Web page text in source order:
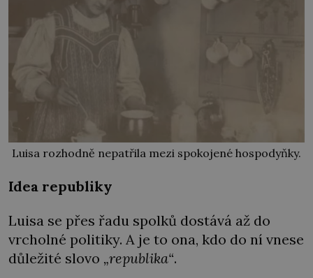
Luisa rozhodně nepatřila mezi spokojené hospodyňky.
Idea republiky
Luisa se přes řadu spolků dostává až do
vrcholné politiky. A je to ona, kdo do ní vnese
důležité slovo „republika“.